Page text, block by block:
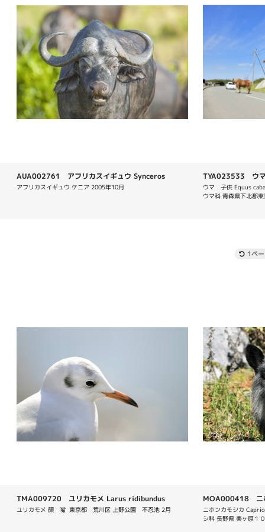
AUA002761 アフリカスイギュウ Synceros
caffer
アフリカスイギュウ ケニア 2005年10月
TYA023533 ウ
ウマ　子供 Equus
ウマ科 青森県下北郡
TMA009720 ユリカモメ Larus ridibundus
ユリカモメ 顔　嘴  東京都　荒川区 上野公園　不忍池 2月
MOA000418 ニ
ニホンカモシカ
シ科 長野県 美ヶ原１